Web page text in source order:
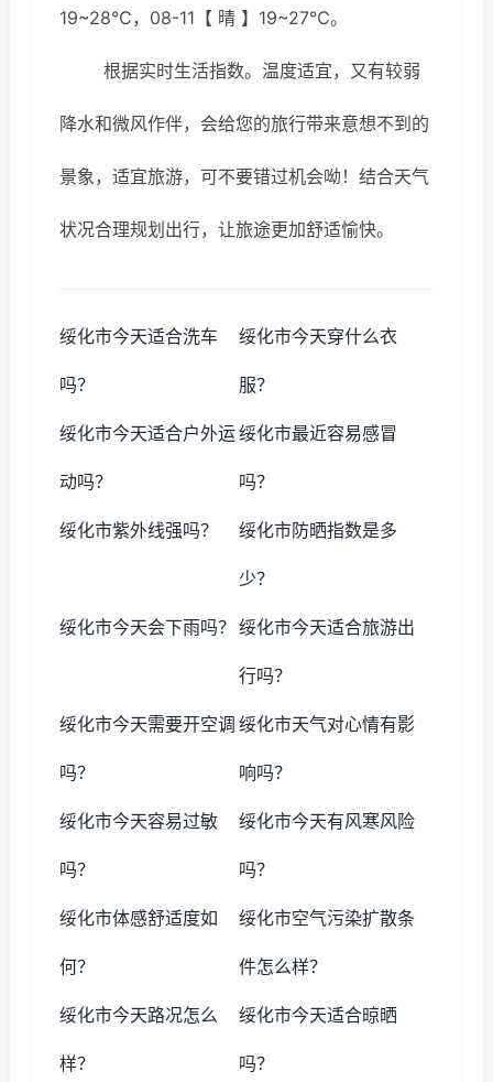
19~28℃，08-11【 晴 】19~27℃。
根据实时生活指数。温度适宜，又有较弱
降水和微风作伴，会给您的旅行带来意想不到的
景象，适宜旅游，可不要错过机会呦！结合天气
状况合理规划出行，让旅途更加舒适愉快。
绥化市今天适合洗车
吗？
绥化市今天穿什么衣
服？
绥化市今天适合户外运
动吗？
绥化市最近容易感冒
吗？
绥化市紫外线强吗？ 绥化市防晒指数是多
少？
绥化市今天会下雨吗？ 绥化市今天适合旅游出
行吗？
绥化市今天需要开空调
吗？
绥化市天气对心情有影
响吗？
绥化市今天容易过敏
吗？
绥化市今天有风寒风险
吗？
绥化市体感舒适度如
何？
绥化市空气污染扩散条
件怎么样？
绥化市今天路况怎么
样？
绥化市今天适合晾晒
吗？